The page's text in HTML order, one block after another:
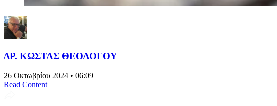
ΔΡ. ΚΩΣΤΑΣ ΘΕΟΛΟΓΟΥ
26 Οκτωβρίου 2024 • 06:09
Read Content